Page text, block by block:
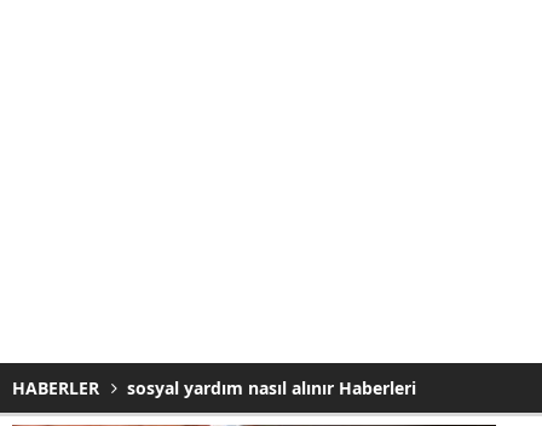
HABERLER sosyal yardım nasıl alınır Haberleri